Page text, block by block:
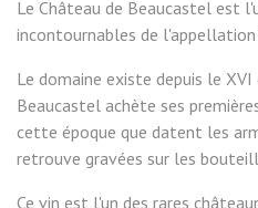
Le Château de Beaucastel est
incontournables de
Le domaine existe depuis le
Beaucastel achète ses
cette époque que datent les
retrouve gravées sur les
Ce vin est l'un des rares